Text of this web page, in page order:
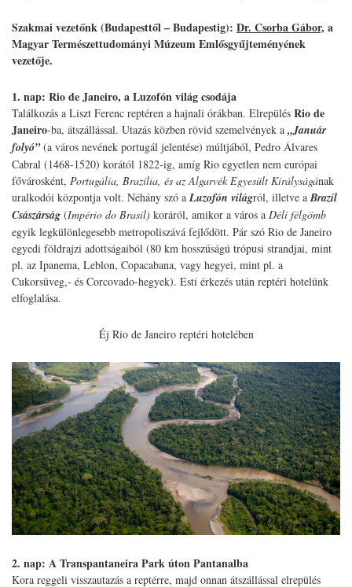
Szakmai vezetőnk (Budapesttől – Budapestig): Dr. Csorba Gábor, a
Magyar Természettudományi Múzeum Emlősgyűjteményének
vezetője.
1. nap: Rio de Janeiro, a Luzofón világ csodája
Találkozás a Liszt Ferenc reptéren a hajnali órákban. Elrepülés Rio de
Janeiro-ba, átszállással. Utazás közben rövid szemelvények a „Január
folyó”(a város nevének portugál jelentése) múltjából, Pedro Álvares
Cabral (1468-1520) korától 1822-ig, amíg Rio egyetlen nem európai
fővárosként, Portugália, Brazília, és az Algarvék Egyesült Királyságának
uralkodói központja volt. Néhány szó aLuzofón világról, illetve aBrazil
Császárság (Império do Brasil) koráról, amikor a város a Déli félgömb
egyik legkülönlegesebb metropoliszává fejlődött. Pár szó Rio de Janeiro
egyedi földrajzi adottságaiból (80 km hosszúságú trópusi strandjai, mint
pl. az Ipanema, Leblon, Copacabana, vagy hegyei, mint pl. a
Cukorsüveg,- és Corcovado-hegyek). Esti érkezés után reptéri hotelünk
elfoglalása.
Éj Rio de Janeiro reptéri hotelében
2. nap: A Transpantaneira Park úton Pantanalba
Kora reggeli visszautazás a reptérre, majd onnan átszállással elrepülés